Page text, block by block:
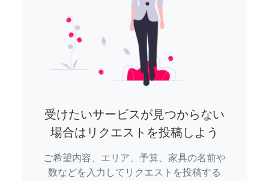
受けたいサービスが見つからない
場合はリクエストを投稿しよう
ご希望内容、エリア、予算、家具の名前や
数などを入力してリクエストを投稿する